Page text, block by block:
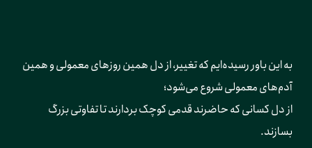
به این باور رسیده‌ایم که تغییر، از دل همین روزهای معمولی و همین
آدم‌های معمولی شروع می‌شود؛
از دل کسانی که حاضرند قدمی کوچک بردارند تا تفاوتی بزرگ
بسازند.